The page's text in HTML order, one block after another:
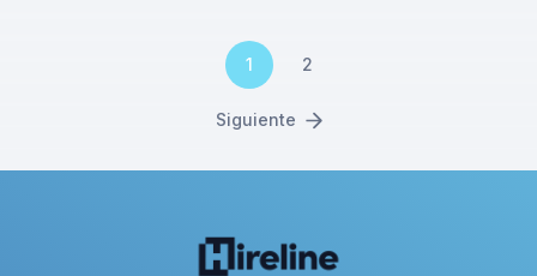
1 2
Siguiente